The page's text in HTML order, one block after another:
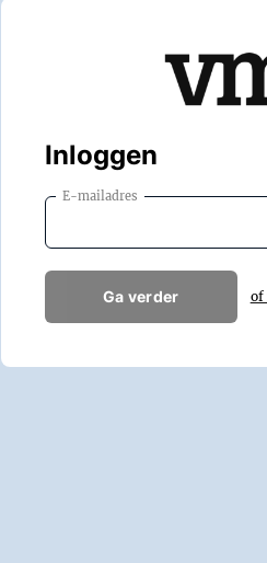
Inloggen
E-mailadres
Ga verder of